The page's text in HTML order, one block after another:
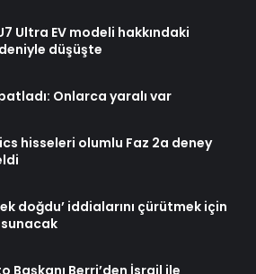
Ultra EV modeli hakkındaki
düşüşte
Onlarca yaralı var
hisseleri olumlu Faz 2a deney
doğdu’ iddialarını çürütmek için